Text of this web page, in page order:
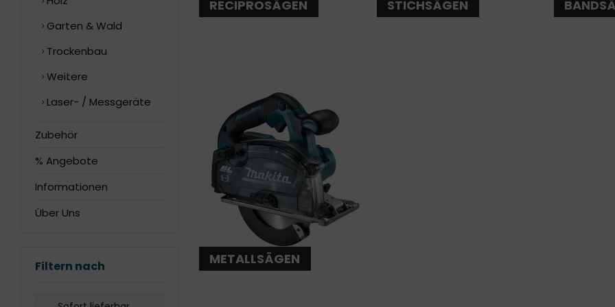
Garten & Wald
Trockenbau
Weitere
Laser- / Messgeräte
Zubehör
% Angebote
Informationen
Über Uns
Filtern nach
RECIPROSÄGEN STICHSÄGEN
METALLSÄGEN